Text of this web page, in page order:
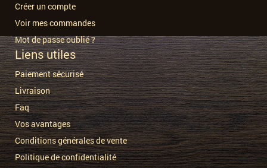
Créer un compte
Voir mes commandes
Mot de passe oublié ?
Liens utiles
Paiement sécurisé
Livraison
Faq
Vos avantages
Conditions générales de vente
Politique de confidentialité